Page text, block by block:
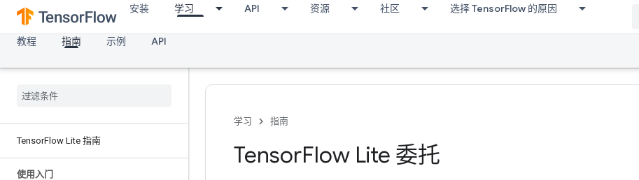
安装 学习 API 资源 社区 选择 TensorFlow 的原因
教程
指南 示例 API
TensorFlow Lite 指南
使用入门
学习 指南
TensorFlow Lite 委托